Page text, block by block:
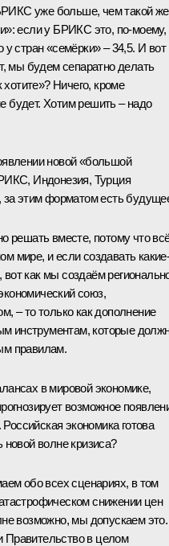
уже больше, чем такой же
если у БРИКС это, по‑моему,
стран «семёрки» – 34,5. И вот
мы будем сепаратно делать
хотите»? Ничего, кроме
будет. Хотим решить – надо
новой «большой
Индонезия, Турция
за этим форматом есть
решать вместе, потому что
мире, и если создавать
как мы создаём
союз,
– то только как дополнение
инструментам, которые
правилам.
в мировой экономике,
возможное
экономика готова
новой волне кризиса?
обо всех сценариях, в том
снижении цен
возможно, мы допускаем это.
в целом